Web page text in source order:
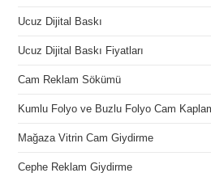
Ucuz Dijital Baskı
Ucuz Dijital Baskı Fiyatları
Cam Reklam Sökümü
Kumlu Folyo ve Buzlu Folyo Cam
Mağaza Vitrin Cam Giydirme
Cephe Reklam Giydirme